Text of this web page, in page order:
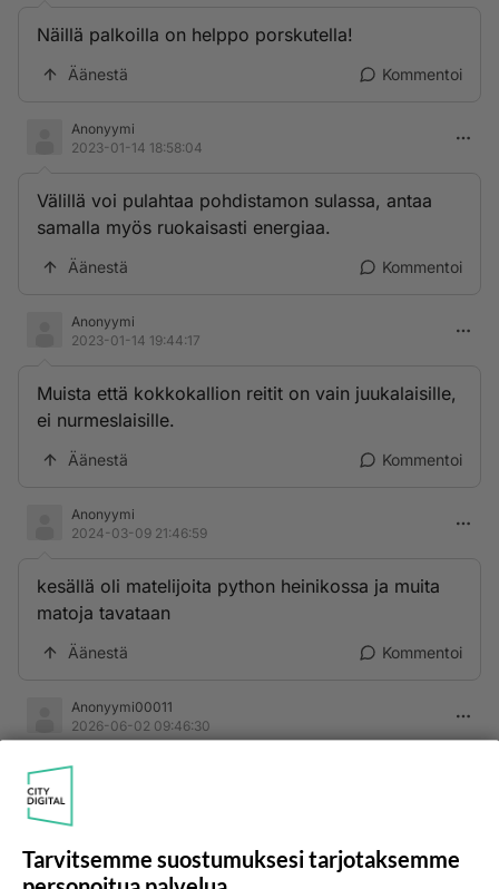
Näillä palkoilla on helppo porskutella!
Äänestä Kommentoi
Anonyymi
2023-01-14 18:58:04
Välillä voi pulahtaa pohdistamon sulassa, antaa
samalla myös ruokaisasti energiaa.
Äänestä Kommentoi
Anonyymi
2023-01-14 19:44:17
Muista että kokkokallion reitit on vain juukalaisille,
ei nurmeslaisille.
Äänestä Kommentoi
Anonyymi
2024-03-09 21:46:59
kesällä oli matelijoita python heinikossa ja muita
matoja tavataan
Äänestä Kommentoi
Anonyymi00011
2026-06-02 09:46:30
Siellä on nähty karhuja ei kannata mennä
Tarvitsemme suostumuksesi tarjotaksemme